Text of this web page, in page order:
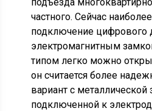
частного. Сейчас
подключение цифрового
электромагнитным
типом легко можно
он считается более
вариант с
подключенной к